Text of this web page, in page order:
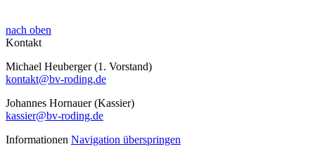
nach oben
Kontakt
Michael Heuberger (1. Vorstand)
kontakt@bv-roding.de
Johannes Hornauer (Kassier)
kassier@bv-roding.de
Informationen Navigation überspringen